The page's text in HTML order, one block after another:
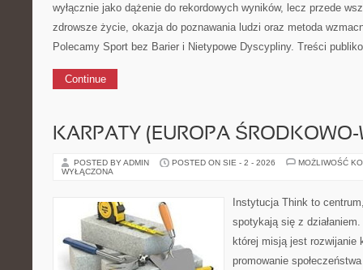
wyłącznie jako dążenie do rekordowych wyników, lecz przede
zdrowsze życie, okazja do poznawania ludzi oraz metoda
Polecamy Sport bez Barier i Nietypowe Dyscypliny. Treści
Continue
KARPATY (EUROPA
POSTED BY ADMIN POSTED ON SIE - 2 - 2026
MOŻLIWOŚĆ
WYŁĄCZONA
Instytucja Think to
spotykają się z
której misją jest rozwijanie
promowanie